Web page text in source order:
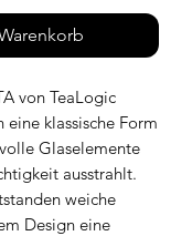
von TeaLogic
eine klassische Form
Glaselemente
ausstrahlt.
weiche
Design eine